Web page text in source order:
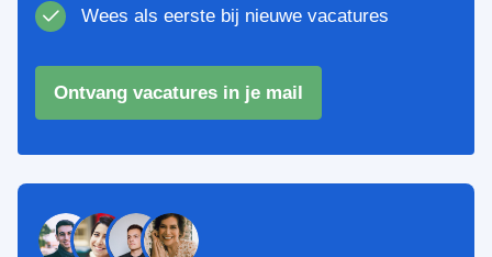
Wees als eerste bij nieuwe vacatures
Ontvang vacatures in je mail